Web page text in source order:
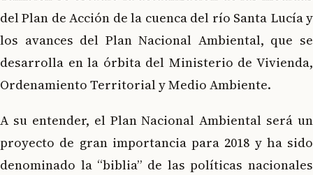
del Plan de Acción de la cuenca del río Santa Lucía y
los avances del Plan Nacional Ambiental, que se
desarrolla en la órbita del Ministerio de Vivienda,
Ordenamiento Territorial y Medio Ambiente.
A su entender, el Plan Nacional Ambiental será un
proyecto de gran importancia para 2018 y ha sido
denominado la “biblia” de las políticas nacionales